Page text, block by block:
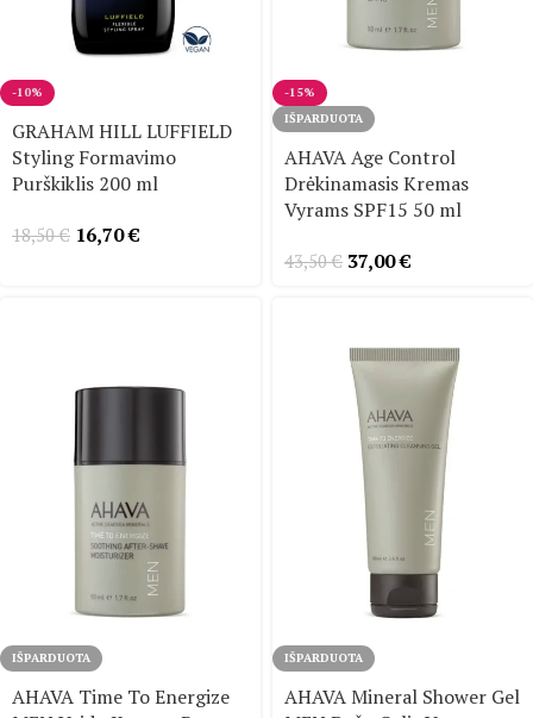
-10%
GRAHAM HILL LUFFIELD
Styling Formavimo
Purškiklis 200 ml
18,50€ 16,70€
-15%
IŠPARDUOTA
AHAVA Age Control
Drėkinamasis Kremas
Vyrams SPF15 50 ml
43,50€ 37,00€
IŠPARDUOTA
AHAVA Time To Energize
IŠPARDUOTA
AHAVA Mineral Shower Gel